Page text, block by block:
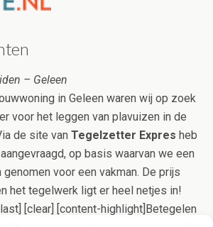
– Geleen
in Geleen waren wij op zoek
voor het leggen van plavuizen in de
de site van Tegelzetter Expres heb
op basis waarvan we een
voor een vakman. De prijs
het tegelwerk ligt er heel netjes in!
[clear] [content-highlight]Betegelen